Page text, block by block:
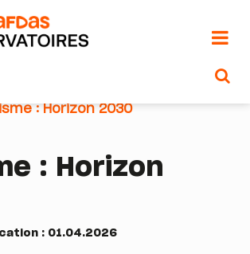
: Horizon 2030
: Horizon
: 01.04.2026